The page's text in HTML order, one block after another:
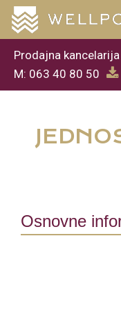
Prodajna kancelarija
M: 063 40 80 50
Osnovne